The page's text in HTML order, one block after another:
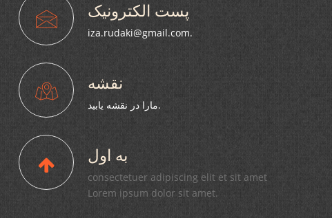
پست الکترونیک
iza.rudaki@gmail.com.
نقشه
مارا در نقشه یابید.
به اول
consectetuer adipiscing elit et sit amet
Lorem ipsum dolor sit amet.